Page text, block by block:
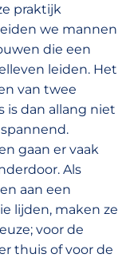
praktijk
we mannen
die een
leiden. Het
van twee
is dan allang niet
gaan er vaak
Als
aan een
lijden, maken ze
voor de
thuis of voor de